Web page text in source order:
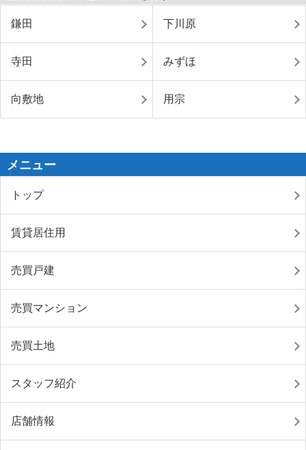
鎌田 下川原
寺田 みずほ
向敷地 用宗
メニュー
トップ
賃貸居住用
売買戸建
売買マンション
売買土地
スタッフ紹介
店舗情報